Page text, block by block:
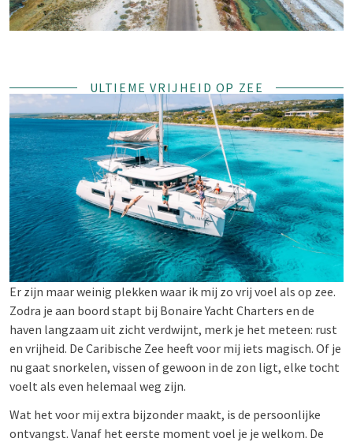
ULTIEME VRIJHEID OP ZEE
Er zijn maar weinig plekken waar ik mij zo vrij voel als op zee.
Zodra je aan boord stapt bij Bonaire Yacht Charters en de
haven langzaam uit zicht verdwijnt, merk je het meteen: rust
en vrijheid. De Caribische Zee heeft voor mij iets magisch. Of je
nu gaat snorkelen, vissen of gewoon in de zon ligt, elke tocht
voelt als even helemaal weg zijn.
Wat het voor mij extra bijzonder maakt, is de persoonlijke
ontvangst. Vanaf het eerste moment voel je je welkom. De